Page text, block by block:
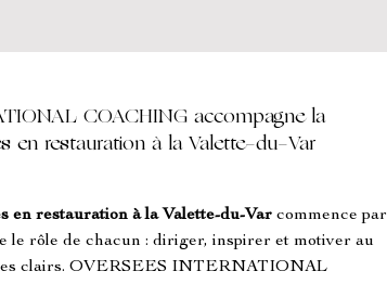
COACHING accompagne la
en restauration à la Valette-du-Var
en restauration à la Valette-du-Var commence par
le rôle de chacun : diriger, inspirer et motiver au
clairs. OVERSEES INTERNATIONAL